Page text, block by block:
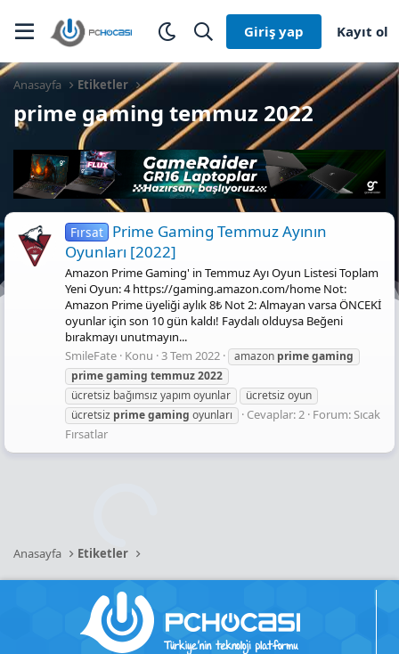
Giriş yap Kayıt ol
Anasayfa Etiketler
prime gaming temmuz 2022
Fırsat Prime Gaming Temmuz Ayının
Oyunları [2022]
Amazon Prime Gaming' in Temmuz Ayı Oyun Listesi Toplam
Yeni Oyun: 4 https://gaming.amazon.com/home Not:
Amazon Prime üyeliği aylık 8₺ Not 2: Almayan varsa ÖNCEKİ
oyunlar için son 10 gün kaldı! Faydalı olduysa Beğeni
bırakmayı unutmayın...
SmileFate Konu 3 Tem 2022 amazon primegaming
primegaming temmuz2022
ücretsiz bağımsız yapım oyunlar
ücretsiz oyun
ücretsiz primegaming oyunları Cevaplar: 2 Forum:Sıcak
Fırsatlar
Anasayfa Etiketler